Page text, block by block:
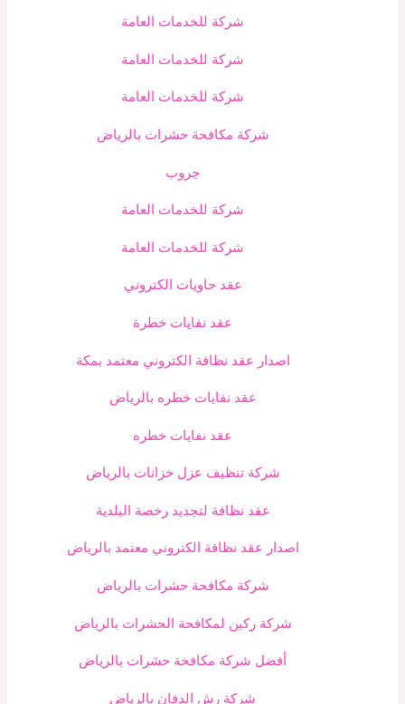
شركة للخدمات العامة
شركة للخدمات العامة
شركة للخدمات العامة
شركة مكافحة حشرات بالرياض
جروب
شركة للخدمات العامة
شركة للخدمات العامة
عقد حاويات الكتروني
عقد نفايات خطرة
اصدار عقد نظافة الكتروني معتمد بمكة
عقد نفايات خطره بالرياض
عقد نفايات خطره
شركة تنظيف عزل خزانات بالرياض
عقد نظافة لتجديد رخصة البلدية
اصدار عقد نظافة الكتروني معتمد بالرياض
شركة مكافحة حشرات بالرياض
شركة ركين لمكافحة الحشرات بالرياض
أفضل شركة مكافخة حشرات بالرياض
شركة رش الدفان بالرياض